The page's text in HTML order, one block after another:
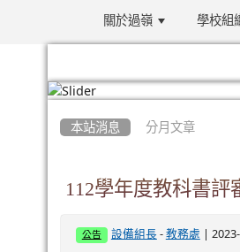
關於過嶺 學校組
本站消息 分月文章
112學年度教科書評
公告 設備組長- 教務處 |